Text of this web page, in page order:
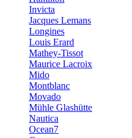
Invicta
Jacques Lemans
Longines
Louis Erard
Mathey-Tissot
Maurice Lacroix
Mido
Montblanc
Movado
Mühle Glashütte
Nautica
Ocean7